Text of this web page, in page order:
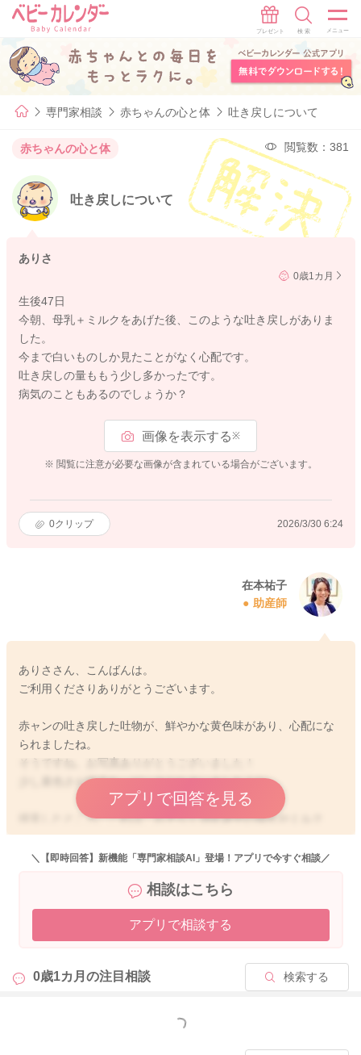
専門家相談 赤ちゃんの心と体 吐き戻しについて
赤ちゃんの心と体 閲覧数：381
吐き戻しについて
ありさ
0歳1カ月
生後47日
今朝、母乳＋ミルクをあげた後、このような吐き戻しがありま
した。
今まで白いものしか見たことがなく心配です。
吐き戻しの量ももう少し多かったです。
病気のこともあるのでしょうか？
画像を表示する※
※ 閲覧に注意が必要な画像が含まれている場合がございます。
0クリップ 2026/3/30 6:24
在本祐子
助産師
ありささん、こんばんは。
ご利用くださりありがとうございます。
赤ャンの吐き戻した吐物が、鮮やかな黄色味があり、心配にな
られましたね。
そうですね。お写真ありがとうございました！
少し黄色さが目立ち、ビックリなさいましたよね。
拝見したところ、これは、おそらく消化途中の母乳やミルク
に、胃液などの消化液が混じったものと推測します。
また吐き戻しが明らかに続き、違和感がある場合には、医師に
アプリで回答を見る
＼【即時回答】新機能「専門家相談AI」登場！アプリで今すぐ相談／
相談はこちら
アプリで相談する
0歳1カ月の注目相談 検索する
もっと見る